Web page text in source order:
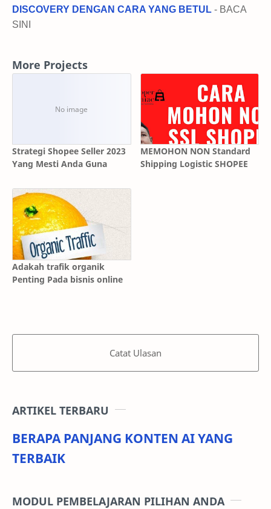
DISCOVERY DENGAN CARA YANG BETUL - BACA
SINI
More Projects
Strategi Shopee Seller 2023
Yang Mesti Anda Guna
MEMOHON NON Standard
Shipping Logistic SHOPEE
Adakah trafik organik
Penting Pada bisnis online
Catat Ulasan
ARTIKEL TERBARU
BERAPA PANJANG KONTEN AI YANG
TERBAIK
MODUL PEMBELAJARAN PILIHAN ANDA